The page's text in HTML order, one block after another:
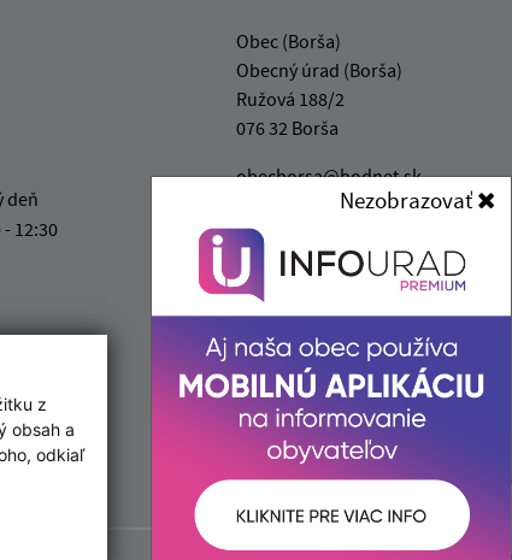
z
obsah a
odkiaľ
deň
12:30
Obec (Borša)
Obecný úrad (Borša)
Ružová 188/2
076 32 Borša
obecborsa@bodnet.sk
+421 56 679 22 13
IČO: 00331341
Nezobrazovať